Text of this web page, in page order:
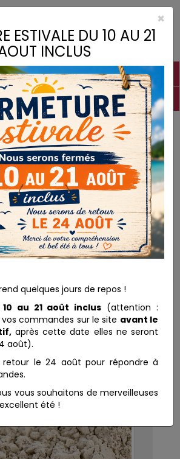
Toggle
CHARGES LIANTS
MATÉRIEL DESTOCKAGE
Terre de Sommières
×
ESTIVALE DU 10 AU 21
INCLUS
quelques jours de repos !
au 21 août inclus (attention :
commandes sur le site avant le
après cette date elles ne seront
août).
retour le 24 août pour répondre à
vous souhaitons de merveilleuses
été !